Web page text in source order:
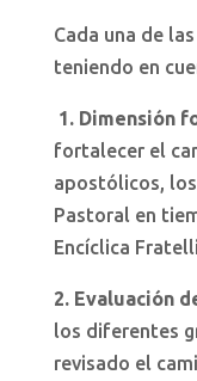
Cada una de
teniendo en
1. Dimensión
fortalecer el
apostólicos,
Pastoral en
Encíclica
2. Evaluación
los diferentes
revisado el